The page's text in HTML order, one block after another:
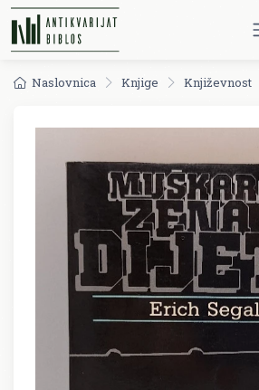
Naslovnica Knjige Književnost